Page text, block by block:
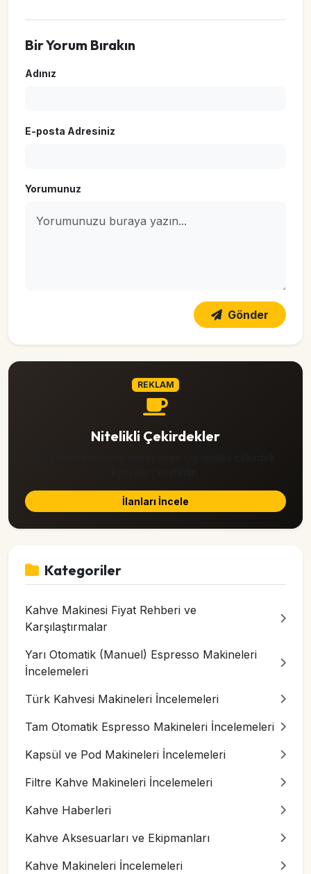
Bir Yorum Bırakın
Adınız
E-posta Adresiniz
Yorumunuz
Gönder
REKLAM
Nitelikli Çekirdekler
İlanları İncele
Kategoriler
Kahve Makinesi Fiyat Rehberi ve
Karşılaştırmalar
Yarı Otomatik (Manuel) Espresso Makineleri
İncelemeleri
Türk Kahvesi Makineleri İncelemeleri
Tam Otomatik Espresso Makineleri İncelemeleri
Kapsül ve Pod Makineleri İncelemeleri
Filtre Kahve Makineleri İncelemeleri
Kahve Haberleri
Kahve Aksesuarları ve Ekipmanları
Kahve Makineleri İncelemeleri